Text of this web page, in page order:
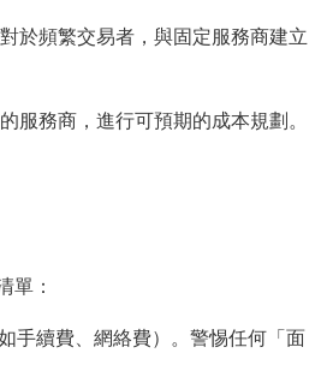
於頻繁交易者，與固定服務商建立
務商，進行可預期的成本規劃。
單：
手續費、網絡費）。警惕任何「面